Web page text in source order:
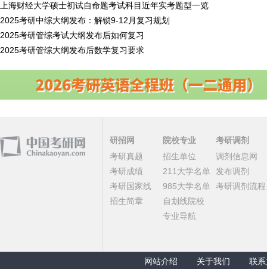
上海财经大学硕士初试自命题考试科目近年实考题型一览
2025考研中综大纲发布：解锁9-12月复习规划
2025考研管综考试大纲发布后如何复习
2025考研管综大纲发布后数学复习要求
研招网
考研真题
考研成绩
考研国家线
招生简章
院校专业
招生单位
211大学名单
985大学名单
自划线院校
专业导航
考研调剂
调剂信息网
发布调剂
考研调剂流程
网站介绍 关于我们 联